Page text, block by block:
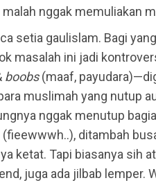
nggak memuliakan
setia gaulislam. Bagi
masalah ini jadi
boobs(maaf,
muslimah yang nutup
nggak menutup
ditambah
ketat. Tapi biasanya sih
juga ada jilbab lemper.